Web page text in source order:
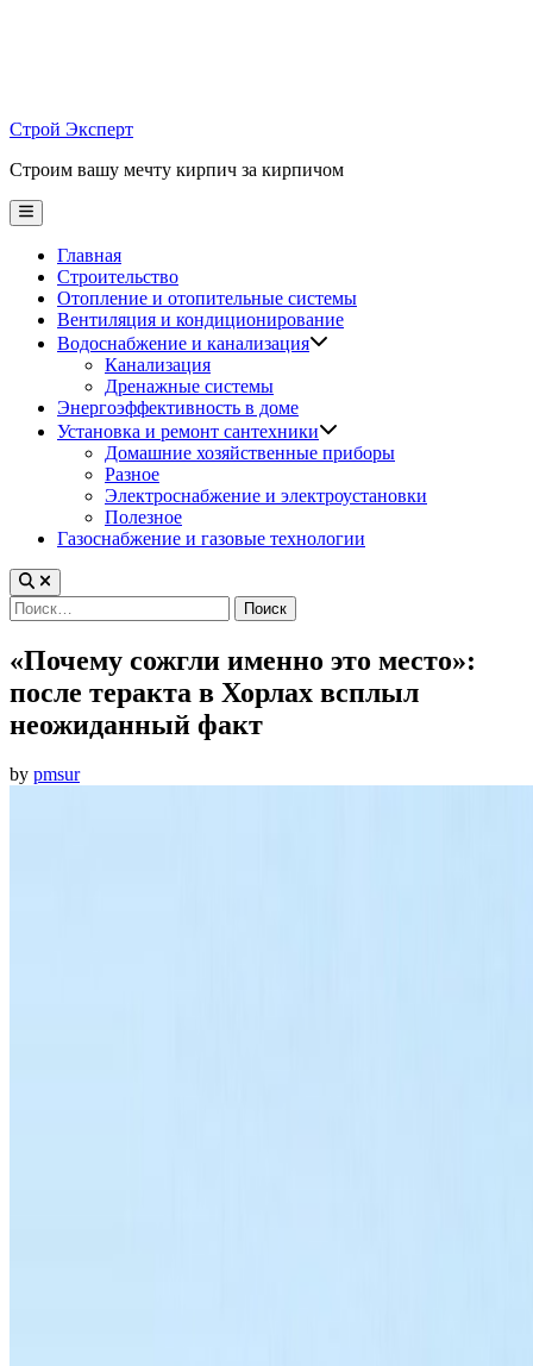
Строй Эксперт
Строим вашу мечту кирпич за кирпичом
Main
Menu
Главная
Строительство
Отопление и отопительные системы
Вентиляция и кондиционирование
Водоснабжение и канализация
Канализация
Дренажные системы
Энергоэффективность в доме
Установка и ремонт сантехники
Домашние хозяйственные приборы
Разное
Электроснабжение и электроустановки
Полезное
Газоснабжение и газовые технологии
Найти:
«Почему сожгли именно это место»:
после теракта в Хорлах всплыл
неожиданный факт
by pmsur